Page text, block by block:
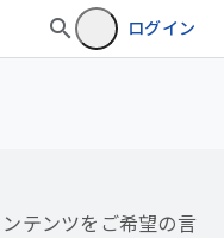
ログイン
テンツをご希望の言